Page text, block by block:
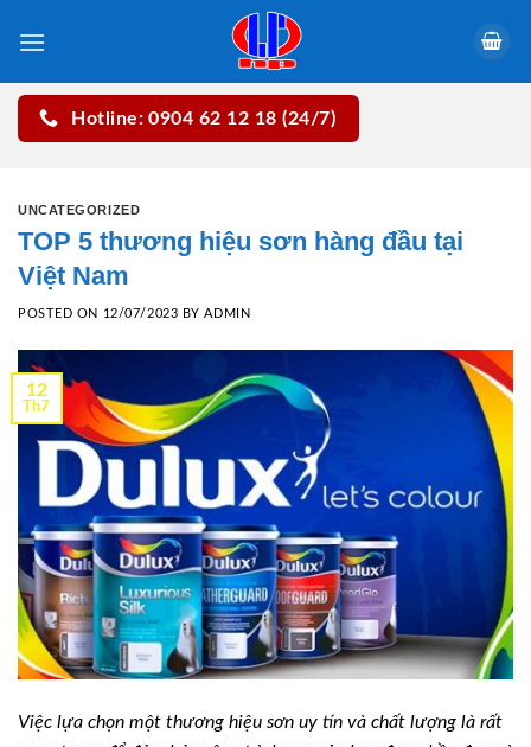
Hotline: 0904 62 12 18 (24/7)
UNCATEGORIZED
TOP 5 thương hiệu sơn hàng đầu tại
Việt Nam
POSTED ON 12/07/2023 BYADMIN
12
Th7
Việc lựa chọn một thương hiệu sơn uy tín và chất lượng là rất